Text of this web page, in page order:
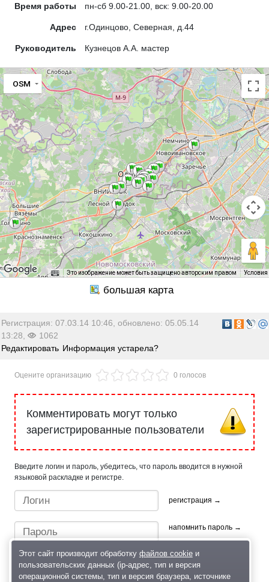
Время работы пн-сб 9.00-21.00, вск: 9.00-20.00
Адрес г.Одинцово, Северная, д.44
Руководитель Кузнецов А.А. мастер
OSM
Это изображение может быть защищено авторским правом Условия
Регистрация: 07.03.14 10:46, обновлено: 05.05.14
13:28,
1062
Редактировать Информация устарела?
Оцените организацию 0 голосов
Комментировать могут только
зарегистрированные пользователи
Введите логин и пароль, убедитесь, что пароль вводится в нужной
языковой раскладке и регистре.
регистрация →
напомнить пароль →
Этот сайт производит обработку файлов cookieи
пользовательских данных (ip-адрес, тип и версия
операционной системы, тип и версия браузера, источнике